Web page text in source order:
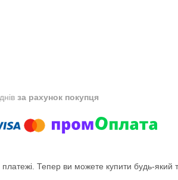
за рахунок покупця
платежі. Тепер ви можете купити будь-який